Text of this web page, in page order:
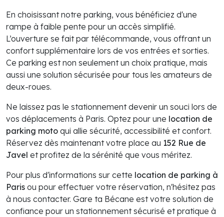
En choisissant notre parking, vous bénéficiez d'une
rampe à faible pente pour un accès simplifié.
L’ouverture se fait par télécommande, vous offrant un
confort supplémentaire lors de vos entrées et sorties.
Ce parking est non seulement un choix pratique, mais
aussi une solution sécurisée pour tous les amateurs de
deux-roues.
Ne laissez pas le stationnement devenir un souci lors de
vos déplacements à Paris. Optez pour une location de
parking moto qui allie sécurité, accessibilité et confort.
Réservez dès maintenant votre place au 152 Rue de
Javel et profitez de la sérénité que vous méritez.
Pour plus d'informations sur cette location de parking à
Paris ou pour effectuer votre réservation, n'hésitez pas
à nous contacter. Gare ta Bécane est votre solution de
confiance pour un stationnement sécurisé et pratique à